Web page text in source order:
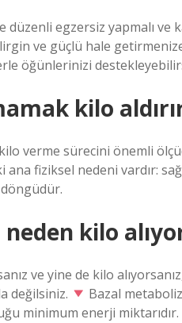
egzersiz yapmalı ve
ve güçlü hale getirmenize
öğünlerinizi
kilo
verme sürecini önemli
ana fiziksel nedeni vardır:
döngüdür.
kilo
ve yine de kilo
değilsiniz.
Bazal
minimum enerji miktarıdır.